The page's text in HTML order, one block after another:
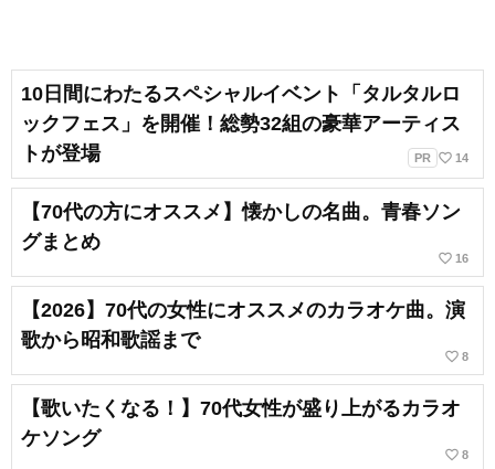
10日間にわたるスペシャルイベント「タルタルロ
ックフェス」を開催！総勢32組の豪華アーティス
トが登場
PR favorite_border 14
【70代の方にオススメ】懐かしの名曲。青春ソン
グまとめ
favorite_border 16
【2026】70代の女性にオススメのカラオケ曲。演
歌から昭和歌謡まで
favorite_border 8
【歌いたくなる！】70代女性が盛り上がるカラオ
ケソング
favorite_border 8